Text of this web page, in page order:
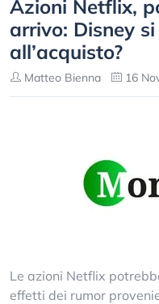
Azioni Netflix,
arrivo: Disney
all’acquisto?
Matteo Bienna 16
Le azioni Netflix
effetti dei rumor